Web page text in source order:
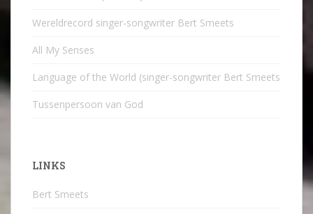
Wereldrecord singer-songwriter Bert Smeets
All My Senses
Language of the World (singer-songwriter Bert Smeets
Tussenpersoon van God
LINKS
Bert Smeets